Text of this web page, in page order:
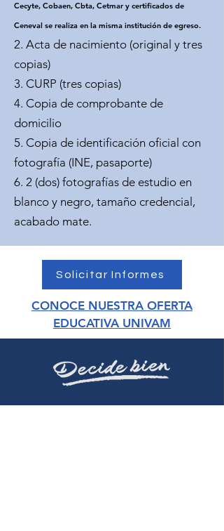
Cecyte, Cobaen, Cbta, Cetmar y certificados de
Ceneval se realiza en la misma institución de egreso.
2. Acta de nacimiento (original y tres
copias)
3. CURP (tres copias)
4. Copia de comprobante de
domicilio
5. Copia de identificación oficial con
fotografía (INE, pasaporte)
6. 2 (dos) fotografías de estudio en
blanco y negro, tamaño credencial,
acabado mate.
Solicitar Informes
CONOCE NUESTRA OFERTA
EDUCATIVA UNIVAM